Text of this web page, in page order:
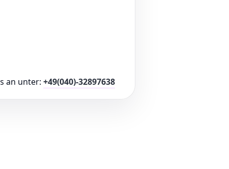
an unter: +49(040)-32897638